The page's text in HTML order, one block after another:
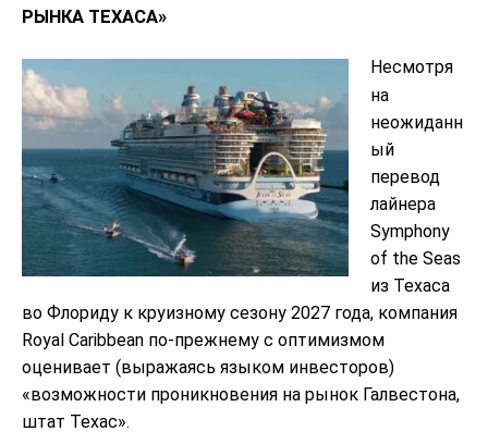
РЫНКА ТЕХАСА»
Несмотря
на
неожиданн
ый
перевод
лайнера
Symphony
of the Seas
из Техаса
во Флориду к круизному сезону 2027 года, компания
Royal Caribbean по-прежнему с оптимизмом
оценивает (выражаясь языком инвесторов)
«возможности проникновения на рынок Галвестона,
штат Техас».